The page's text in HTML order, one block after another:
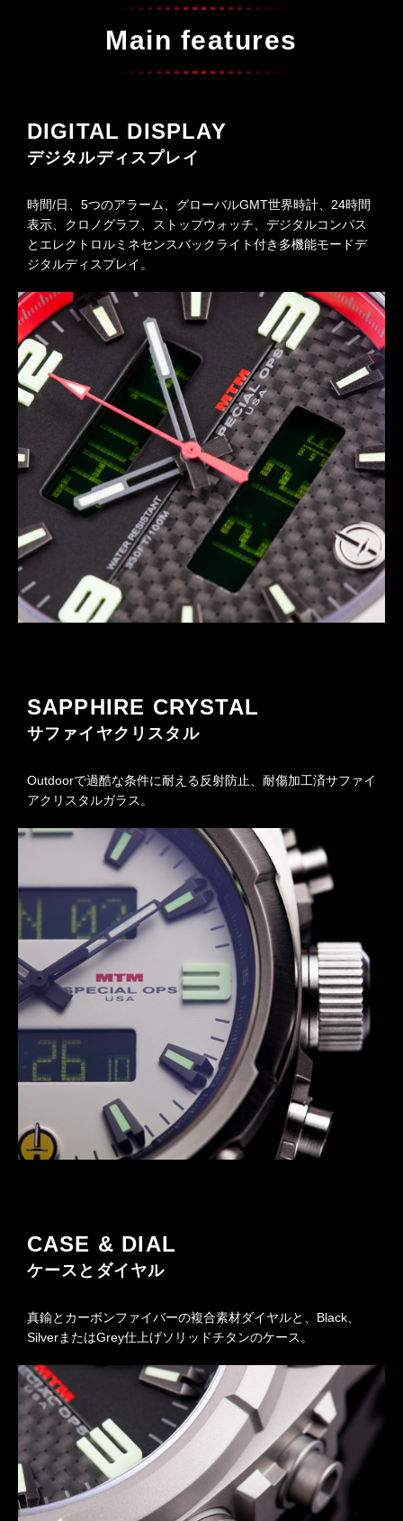
Main features
DIGITAL DISPLAY
デジタルディスプレイ
時間/日、5つのアラーム、グローバルGMT世界時計、24時間
表示、クロノグラフ、ストップウォッチ、デジタルコンパス
とエレクトロルミネセンスバックライト付き多機能モードデ
ジタルディスプレイ。
SAPPHIRE CRYSTAL
サファイヤクリスタル
Outdoorで過酷な条件に耐える反射防止、耐傷加工済サファイ
アクリスタルガラス。
CASE & DIAL
ケースとダイヤル
真鍮とカーボンファイバーの複合素材ダイヤルと、Black、
SilverまたはGrey仕上げソリッドチタンのケース。